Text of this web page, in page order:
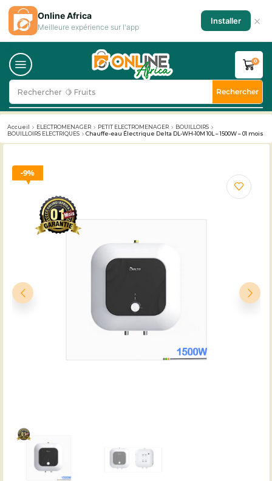
Rechercher 🥛 Milk Rechercher
0
Accueil ELECTROMENAGER PETIT ELECTROMENAGER
BOUILLOIRS
BOUILLOIRS ELECTRIQUES
Chauffe-eau Électrique Delta DL-WH-10M 10L – 1500W – 01 mois
9%
Online Africa
Meilleure expérience sur l'app
Installer ×